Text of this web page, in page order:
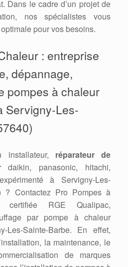
Dans le cadre d’un projet de
nos spécialistes vous
pour vos besoins.
: entreprise
dépannage,
pompes à chaleur
Servigny-Les-
installateur, réparateur de
daikin, panasonic, hitachi,
à Servigny-Les-
? Contactez Pro Pompes à
certifiée RGE Qualipac,
par pompe à chaleur
Les-Sainte-Barbe. En effet,
la maintenance, le
de marques